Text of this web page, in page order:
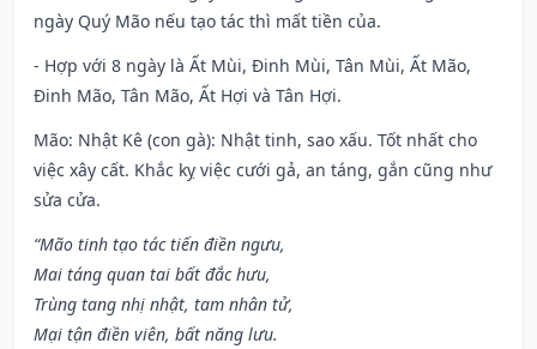
ngày Quý Mão nếu tạo tác thì mất tiền của.
- Hợp với 8 ngày là Ất Mùi, Đinh Mùi, Tân Mùi, Ất Mão,
Đinh Mão, Tân Mão, Ất Hợi và Tân Hợi.
Mão: Nhật Kê (con gà): Nhật tinh, sao xấu. Tốt nhất cho
việc xây cất. Khắc kỵ việc cưới gả, an táng, gắn cũng như
sửa cửa.
“Mão tinh tạo tác tiến điền ngưu,
Mai táng quan tai bất đắc hưu,
Trùng tang nhị nhật, tam nhân tử,
Mại tận điền viên, bất năng lưu.